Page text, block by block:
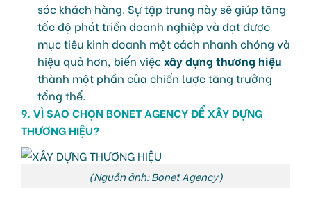
sóc khách hàng. Sự tập trung này sẽ giúp tăng
tốc độ phát triển doanh nghiệp và đạt được
mục tiêu kinh doanh một cách nhanh chóng và
hiệu quả hơn, biến việcxây dựng thương hiệu
thành một phần của chiến lược tăng trưởng
tổng thể.
9. VÌ SAO CHỌN BONET AGENCY ĐỂ XÂY DỰNG
THƯƠNG HIỆU?
(Nguồn ảnh: Bonet Agency)